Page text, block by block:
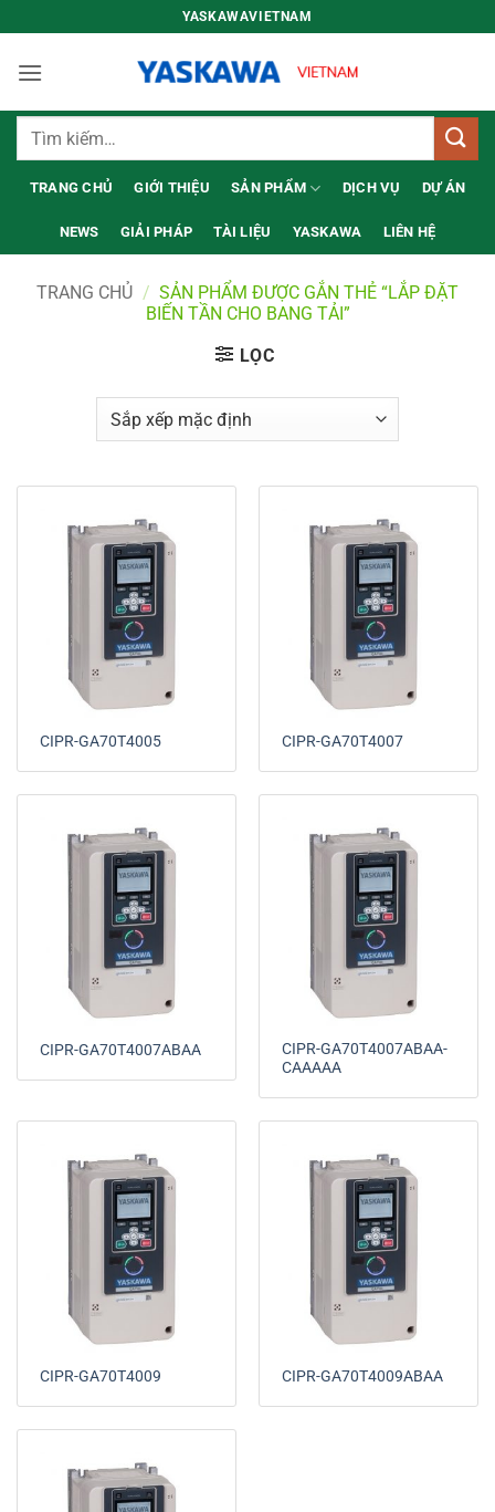
qua
nội
YASKAWAVIETNAM
Tìm
TRANG CHỦ GIỚI THIỆU SẢN PHẨM DỊCH VỤ DỰ ÁN
NEWS GIẢI PHÁP TÀI LIỆU YASKAWA LIÊN HỆ
TRANG CHỦ / SẢN PHẨM ĐƯỢC GẮN THẺ “LẮP ĐẶT
BIẾN TẦN CHO BANG TẢI”
LỌC
CIPR-GA70T4005 CIPR-GA70T4007
CIPR-GA70T4007ABAA
CIPR-GA70T4007ABAA-
CAAAAA
CIPR-GA70T4009 CIPR-GA70T4009ABAA